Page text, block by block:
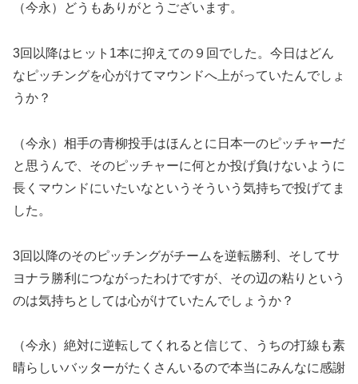
（今永）どうもありがとうございます。
3回以降はヒット1本に抑えての９回でした。今日はどん
なピッチングを心がけてマウンドへ上がっていたんでしょ
うか？
（今永）相手の青柳投手はほんとに日本一のピッチャーだ
と思うんで、そのピッチャーに何とか投げ負けないように
長くマウンドにいたいなというそういう気持ちで投げてま
した。
3回以降のそのピッチングがチームを逆転勝利、そしてサ
ヨナラ勝利につながったわけですが、その辺の粘りという
のは気持ちとしては心がけていたんでしょうか？
（今永）絶対に逆転してくれると信じて、うちの打線も素
晴らしいバッターがたくさんいるので本当にみんなに感謝